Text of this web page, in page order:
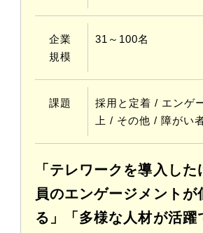
企業
規模
31～100名
課題
採⽤と定着 / エンゲ
上 / その他 / 障がい
「テレワークを導入し
員のエンゲージメントが
る」「多様な人材が活躍